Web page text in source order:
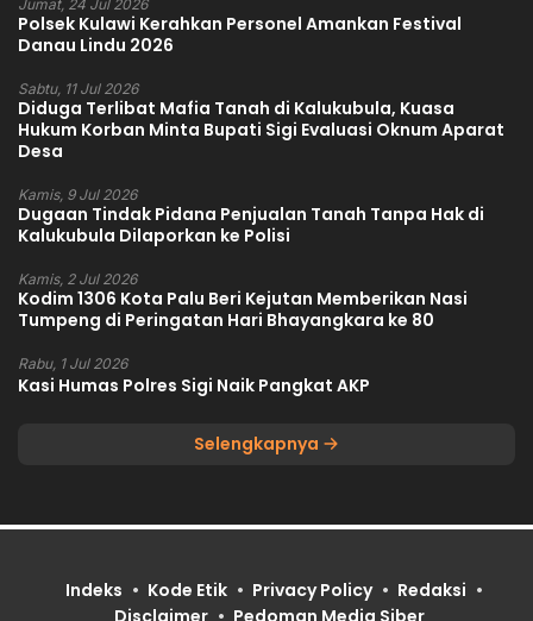
Jumat, 24 Jul 2026
Polsek Kulawi Kerahkan Personel Amankan Festival
Danau Lindu 2026
Sabtu, 11 Jul 2026
Diduga Terlibat Mafia Tanah di Kalukubula, Kuasa
Hukum Korban Minta Bupati Sigi Evaluasi Oknum Aparat
Desa
Kamis, 9 Jul 2026
Dugaan Tindak Pidana Penjualan Tanah Tanpa Hak di
Kalukubula Dilaporkan ke Polisi
Kamis, 2 Jul 2026
Kodim 1306 Kota Palu Beri Kejutan Memberikan Nasi
Tumpeng di Peringatan Hari Bhayangkara ke 80
Rabu, 1 Jul 2026
Kasi Humas Polres Sigi Naik Pangkat AKP
Selengkapnya
Indeks Kode Etik Privacy Policy
Redaksi
Disclaimer
Pedoman Media Siber